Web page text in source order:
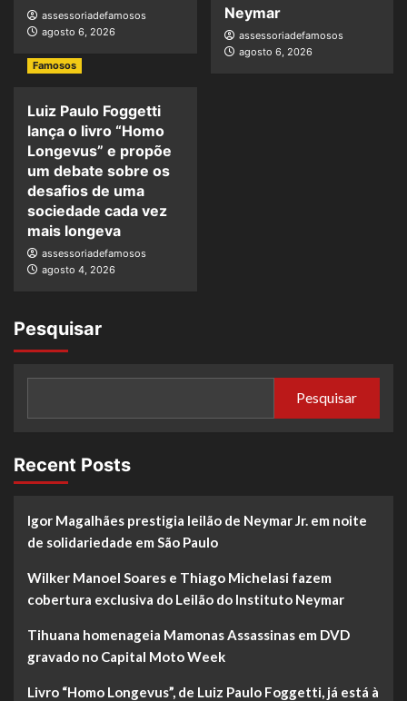
assessoriadefamosos
agosto 6, 2026
Neymar
assessoriadefamosos
agosto 6, 2026
Famosos
Luiz Paulo Foggetti
lança o livro “Homo
Longevus” e propõe
um debate sobre os
desafios de uma
sociedade cada vez
mais longeva
assessoriadefamosos
agosto 4, 2026
Pesquisar
Pesquisar
Recent Posts
Igor Magalhães prestigia leilão de Neymar Jr. em noite
de solidariedade em São Paulo
Wilker Manoel Soares e Thiago Michelasi fazem
cobertura exclusiva do Leilão do Instituto Neymar
Tihuana homenageia Mamonas Assassinas em DVD
gravado no Capital Moto Week
Livro “Homo Longevus”, de Luiz Paulo Foggetti, já está à